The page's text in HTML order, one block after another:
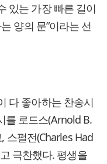
있는 가장 빠른 길이
양의 문”이라는 선
다 좋아하는 찬송시
를 로드스(Arnold B.
스펄전(Charles Had
극찬했다. 평생을